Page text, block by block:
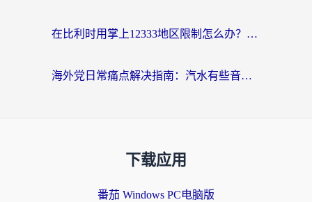
在比利时用掌上12333地区限制怎么办？海外华人亲测有效的回国加速方案
海外党日常痛点解决指南：汽水有些音乐在国外无法播放怎么办？
下载应用
番茄 Windows PC电脑版